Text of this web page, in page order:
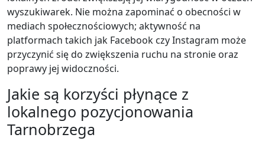
wyszukiwarek. Nie można zapominać o obecności w
mediach społecznościowych; aktywność na
platformach takich jak Facebook czy Instagram może
przyczynić się do zwiększenia ruchu na stronie oraz
poprawy jej widoczności.
Jakie są korzyści płynące z
lokalnego pozycjonowania
Tarnobrzega